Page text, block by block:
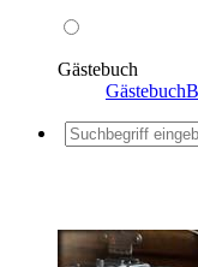
Gästebuch
Gästebuch